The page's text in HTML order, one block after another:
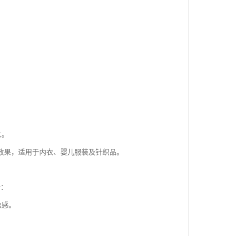
，适用于内衣、婴儿服装及针织品。
。